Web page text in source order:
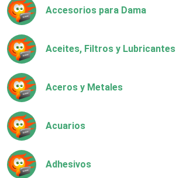
Accesorios para Dama
Aceites, Filtros y Lubricantes
Aceros y Metales
Acuarios
Adhesivos